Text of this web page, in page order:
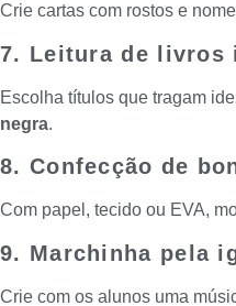
Crie cartas com rostos e
7. Leitura de livros
Escolha títulos que tragam
negra.
8. Confecção de
Com papel, tecido ou EVA,
9. Marchinha pela
Crie com os alunos uma